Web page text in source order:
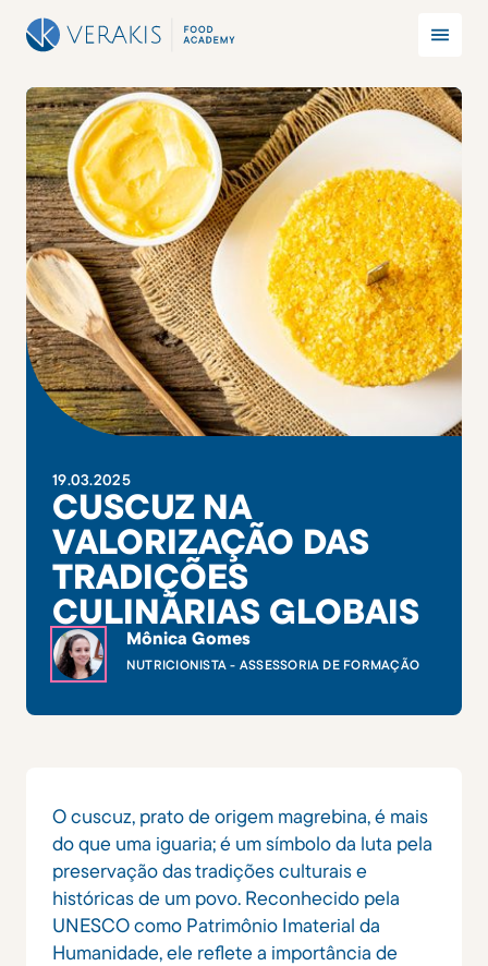
19.03.2025
CUSCUZ NA
VALORIZAÇÃO DAS
TRADIÇÕES
CULINÁRIAS GLOBAIS
Mônica Gomes
NUTRICIONISTA - ASSESSORIA DE FORMAÇÃO
O cuscuz, prato de origem magrebina, é mais
do que uma iguaria; é um símbolo da luta pela
preservação das tradições culturais e
históricas de um povo. Reconhecido pela
UNESCO como Patrimônio Imaterial da
Humanidade, ele reflete a importância de